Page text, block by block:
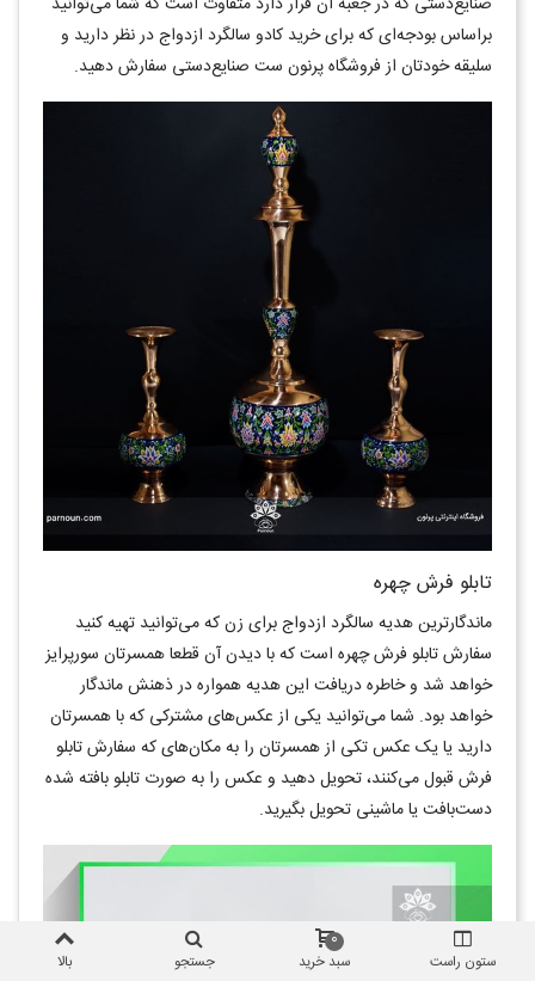
براساس بودجه‌ای که برای خرید کادو سالگرد ازدواج در نظر دارید و
سلیقه خودتان از فروشگاه پرنون ست صنایع‌دستی سفارش دهید.
تابلو فرش چهره
ماندگارترین هدیه سالگرد ازدواج برای زن که می‌توانید تهیه کنید
سفارش تابلو فرش چهره است که با دیدن آن قطعا همسرتان سورپرایز
خواهد شد و خاطره دریافت این هدیه همواره در ذهنش ماندگار
خواهد بود. شما می‌توانید یکی از عکس‌های مشترکی که با همسرتان
دارید یا یک عکس تکی از همسرتان را به مکان‌های که سفارش تابلو
فرش قبول می‌کنند، تحویل دهید و عکس را به صورت تابلو بافته شده
دست‌بافت یا ماشینی تحویل بگیرید.
ستون راست سبد خرید
0
جستجو بالا